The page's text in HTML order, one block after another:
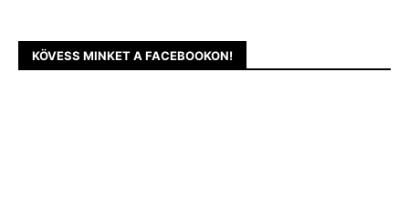
KÖVESS MINKET A FACEBOOKON!